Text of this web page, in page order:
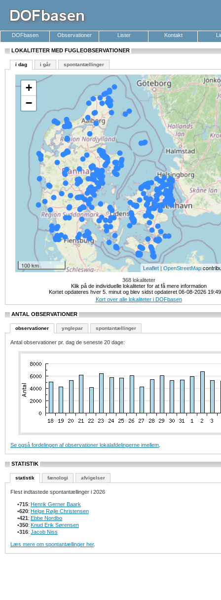
DOFbasen Observationer Lister Kontakt
LOKALITETER MED FUGLEOBSERVATIONER
i dag i går spontantællinger
+
−
100 km Leaflet | OpenStreetMap
368 lokaliteter
Klik på de individuelle lokaliteter for at få mere information
Kortet opdateres hver 5. minut og blev sidst opdateret 06-08-2026
Kort over alle lokaliteter i DOFbasen
ANTAL OBSERVATIONER
observationer ynglepar spontantællinger
Antal observationer pr. dag de seneste 20 dage:
Se også fordelingen af observationer lokalafdelingerne imellem
STATISTIK
statistik fænologi afvigelser
Flest indtastede spontantællinger i 2026
•715: Henrik Gerner Baark
•620: Helge Røjle Christensen
•421: Ebbe Nordbo
•350: Knud Erik Sørensen
•316: Jacob Niss
Læs mere om spontantællinger her.